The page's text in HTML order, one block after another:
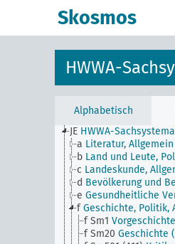
Skosmos
HWWA-
Alphabetisch
JE HWWA-
a Literatur, Allgemein
b Land und Leute,
c Landeskunde,
d Bevölkerung und
e Gesundheitliche
f Geschichte, Politik,
f Sm1 Vorgeschichte
f Sm20 Geschichte